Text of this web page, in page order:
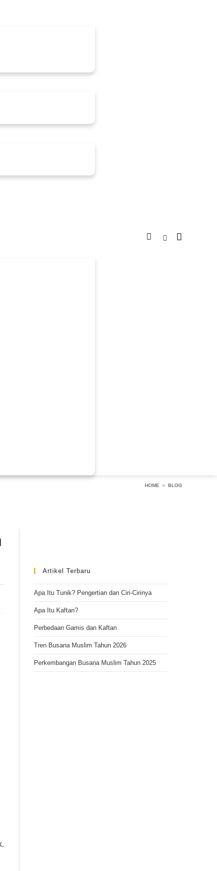
HOME » BLOG
Artikel Terbaru
Apa Itu Tunik? Pengertian dan Ciri-Cirinya
Apa Itu Kaftan?
Perbedaan Gamis dan Kaftan
Tren Busana Muslim Tahun 2026
Perkembangan Busana Muslim Tahun 2025